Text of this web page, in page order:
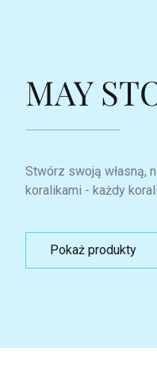
MAY
Stwórz swoją własną,
koralikami - każdy
Pokaż produkty